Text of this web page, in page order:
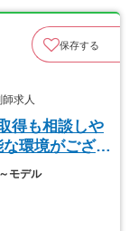
保存する
求人
得も相談しや
環境がござい
モデル